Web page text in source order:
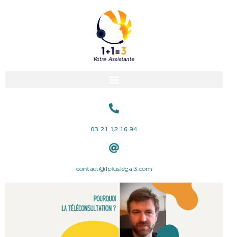
03 21 12 16 94
contact@1plus1egal3.com